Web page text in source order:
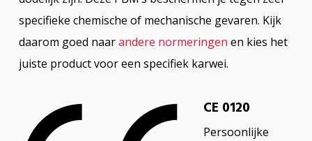
specifieke chemische of mechanische gevaren. Kijk
daarom goed naarandere normeringen en kies het
juiste product voor een specifiek karwei.
CE 0120
Persoonlijke